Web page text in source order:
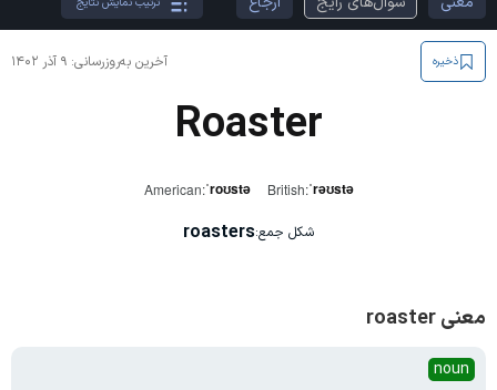
آخرین به‌روزرسانی: ۹ آذر ۱۴۰۲ ذخیره
Roaster
American:ˈroʊstə British:ˈrəʊstə
شکل جمع:roasters
معنی roaster
noun